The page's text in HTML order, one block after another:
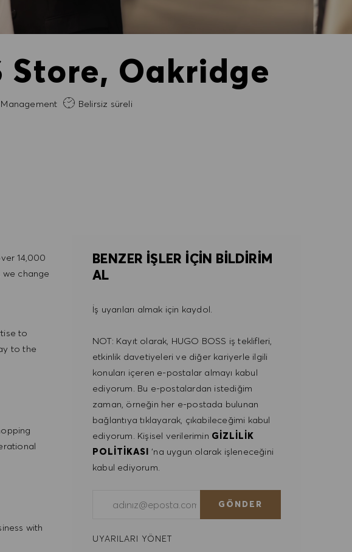
Store, Oakridge
Deneyim
Management Belirsiz süreli
14,000
change
to
to the
with
BENZER IŞLER IÇIN BILDIRIM
AL
İş uyarıları almak için kaydol.
NOT: Kayıt olarak, HUGO BOSS iş teklifleri,
etkinlik davetiyeleri ve diğer kariyerle ilgili
konuları içeren e-postalar almayı kabul
ediyorum. Bu e-postalardan istediğim
zaman, örneğin her e-postada bulunan
bağlantıya tıklayarak, çıkabileceğimi kabul
ediyorum. Kişisel verilerimin GIZLILIK
POLITIKASI 'na uygun olarak işleneceğini
kabul ediyorum.
GÖNDER
UYARILARI YÖNET